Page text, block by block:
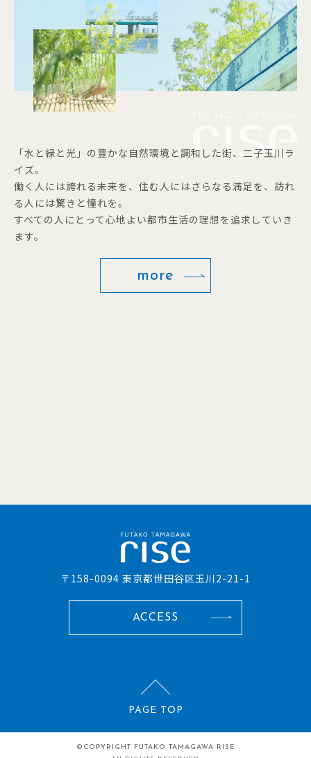
「水と緑と光」の豊かな自然環境と調和した街、二子玉川ラ
イズ。
働く人には誇れる未来を、住む人にはさらなる満足を、訪れ
る人には驚きと憧れを。
すべての人にとって心地よい都市生活の理想を追求していき
ます。
more
〒158-0094 東京都世田谷区玉川2-21-1
ACCESS
PAGE TOP
©COPYRIGHT FUTAKO TAMAGAWA RISE